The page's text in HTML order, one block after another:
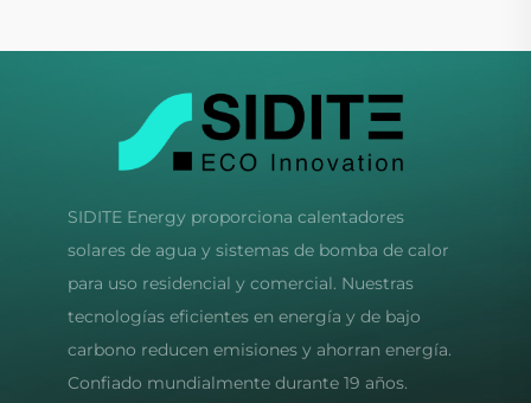
SIDITE Energy proporciona calentadores
solares de agua y sistemas de bomba de calor
para uso residencial y comercial. Nuestras
tecnologías eficientes en energía y de bajo
carbono reducen emisiones y ahorran energía.
Confiado mundialmente durante 19 años.